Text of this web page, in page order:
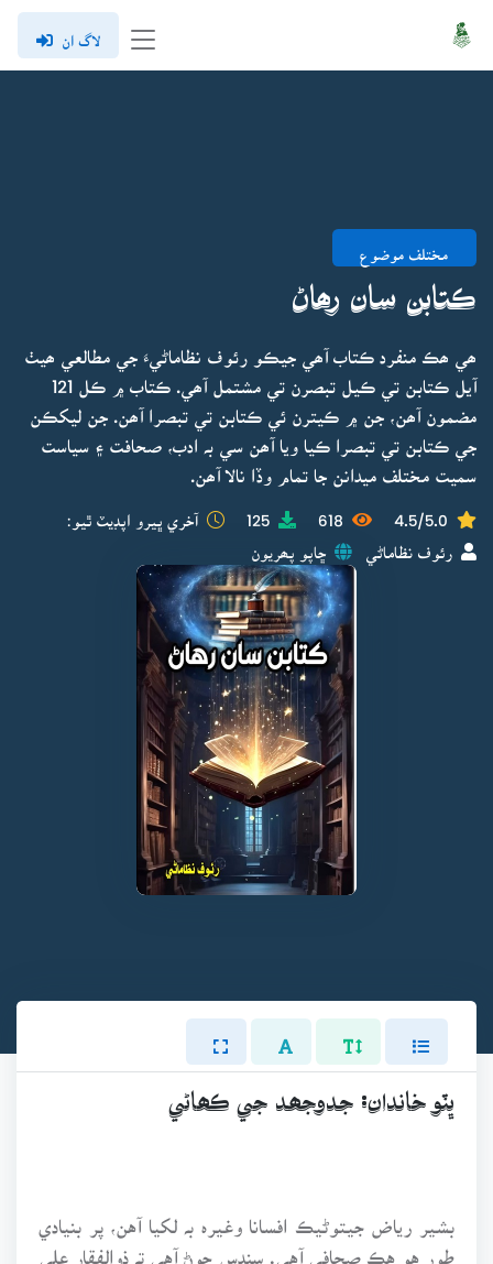
لاگ ان
مختلف موضوع
ڪتابن سان رھاڻ
ھي ھڪ منفرد ڪتاب آھي جيڪو رئوف نظاماڻيءَ جي مطالعي ھيٺ
آيل ڪتابن تي ڪيل تبصرن تي مشتمل آھي. ڪتاب ۾ ڪل 121
مضمون آھن، جن ۾ ڪيترن ئي ڪتابن تي تبصرا آھن. جن ليکڪن
جي ڪتابن تي تبصرا ڪيا ويا آھن سي بہ ادب، صحافت ۽ سياست
سميت مختلف ميدانن جا تمام وڏا نالا آھن.
4.5/5.0
618
125 آخري ڀيرو اپڊيٽ ٿيو:
رئوف نظاماڻي ڇاپو پھريون
ڀٽو خاندان: جدوجھد جي ڪھاڻي
بشير رياض جيتوڻيڪ افسانا وغيرہ بہ لکيا آهن، پر بنيادي
طور هو هڪ صحافي آهي. سندس چوڻ آهي تہ ذوالفقار علي